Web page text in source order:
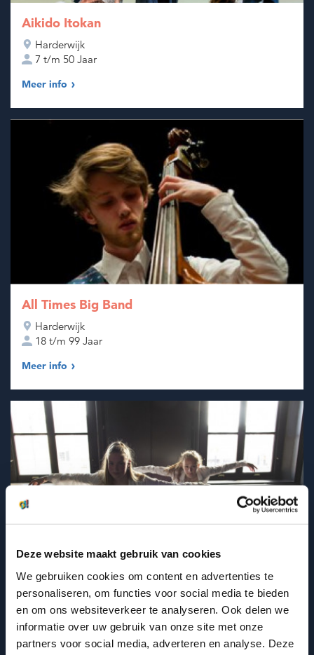
Deze website maakt gebruik van cookies
We gebruiken cookies om content en advertenties te
personaliseren, om functies voor social media te bieden
en om ons websiteverkeer te analyseren. Ook delen we
informatie over uw gebruik van onze site met onze
partners voor social media, adverteren en analyse. Deze
Aikido Itokan
Harderwijk
7 t/m 50 Jaar
Meer info
All Times Big Band
Harderwijk
18 t/m 99 Jaar
Meer info
Anouk Dance Experience
Harderwijk
3 t/m 65 Jaar
Meer info